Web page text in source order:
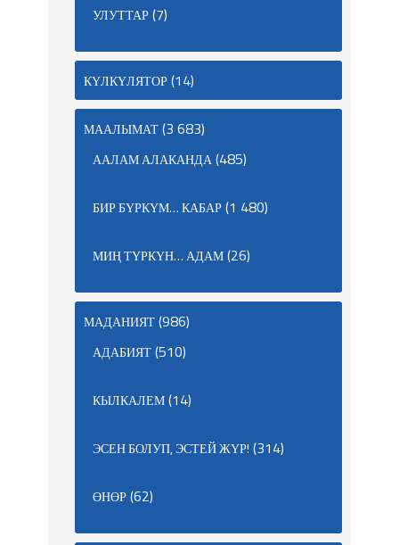
УЛУТТАР(7)
КҮЛКҮЛЯТОР(14)
МААЛЫМАТ(3 683)
ААЛАМ АЛАКАНДА(485)
БИР БҮРКҮМ… КАБАР(1 480)
МИҢ ТҮРКҮН… АДАМ(26)
МАДАНИЯТ(986)
АДАБИЯТ(510)
КЫЛКАЛЕМ(14)
ЭСЕН БОЛУП, ЭСТЕЙ ЖҮР! (314)
ӨНӨР(62)